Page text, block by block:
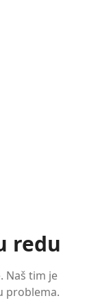
redu
Naš tim je
problema.